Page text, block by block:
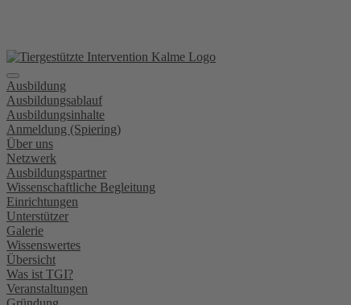
Ausbildung
Ausbildungsablauf
Ausbildungsinhalte
Anmeldung (Spiering)
Über uns
Netzwerk
Ausbildungspartner
Wissenschaftliche Begleitung
Einrichtungen
Unterstützer
Galerie
Wissenswertes
Übersicht
Was ist TGI?
Veranstaltungen